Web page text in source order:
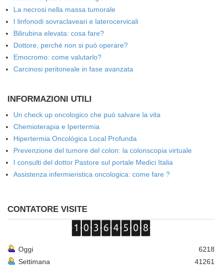
La necrosi nella massa tumorale
I linfonodi sovraclaveari e laterocervicali
Bilirubina elevata: cosa fare?
Dottore, perché non si può operare?
Emocromo: come valutarlo?
Carcinosi peritoneale in fase avanzata
INFORMAZIONI UTILI
Un check up oncologico che può salvare la vita
Chemioterapia e Ipertermia
Hipertermia Oncológica Local Profunda
Prevenzione del tumore del colon: la colonscopia virtuale
I consulti del dottor Pastore sul portale Medici Italia
Assistenza infermieristica oncologica: come fare ?
CONTATORE VISITE
Oggi
6218
Settimana
41261